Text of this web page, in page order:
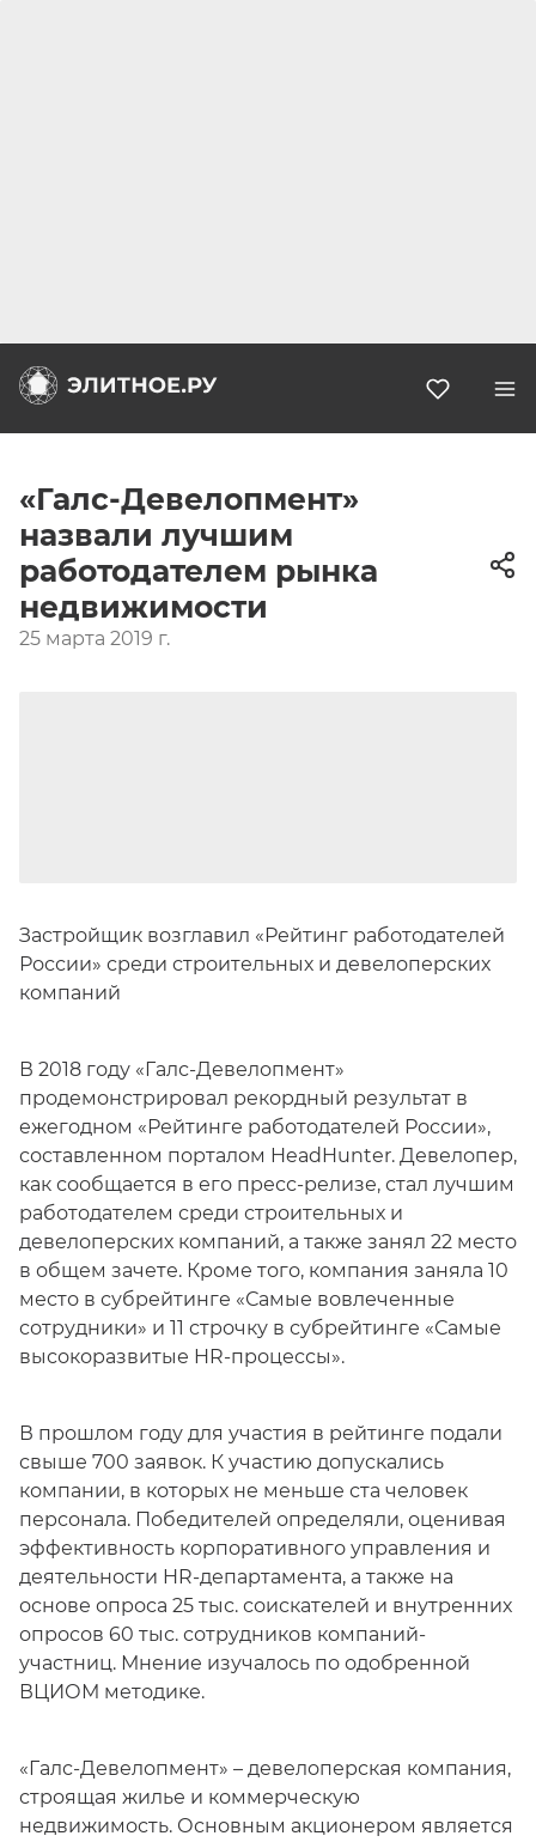
«Галс-Девелопмент»
назвали лучшим
работодателем рынка
недвижимости
25 марта 2019 г.
Застройщик возглавил «Рейтинг работодателей
России» среди строительных и девелоперских
компаний
В 2018 году «Галс-Девелопмент»
продемонстрировал рекордный результат в
ежегодном «Рейтинге работодателей России»,
составленном порталом HeadHunter. Девелопер,
как сообщается в его пресс-релизе, стал лучшим
работодателем среди строительных и
девелоперских компаний, а также занял 22 место
в общем зачете. Кроме того, компания заняла 10
место в субрейтинге «Самые вовлеченные
сотрудники» и 11 строчку в субрейтинге «Самые
высокоразвитые HR-процессы».
В прошлом году для участия в рейтинге подали
свыше 700 заявок. К участию допускались
компании, в которых не меньше ста человек
персонала. Победителей определяли, оценивая
эффективность корпоративного управления и
деятельности HR-департамента, а также на
основе опроса 25 тыс. соискателей и внутренних
опросов 60 тыс. сотрудников компаний-
участниц. Мнение изучалось по одобренной
ВЦИОМ методике.
«Галс-Девелопмент» – девелоперская компания,
строящая жилье и коммерческую
недвижимость. Основным акционером является